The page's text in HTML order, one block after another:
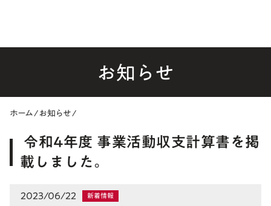
お知らせ
ホーム/お知らせ/
令和4年度 事業活動収支計算書を掲
載しました。
2023/06/22 新着情報